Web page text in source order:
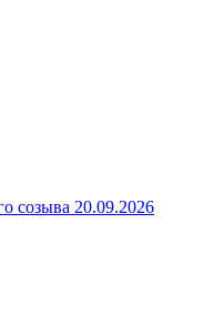
созыва 20.09.2026